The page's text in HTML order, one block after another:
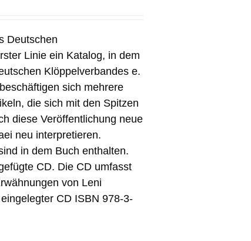
Deutschen
Linie ein Katalog, in dem
Klöppelverbandes e.
sich mehrere
die sich mit den Spitzen
diese Veröffentlichung neue
neu interpretieren.
in dem Buch enthalten.
CD. Die CD umfasst
von Leni
CD ISBN 978-3-